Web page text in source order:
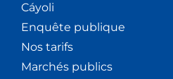
Cáyoli
Enquête publique
Nos tarifs
Marchés publics